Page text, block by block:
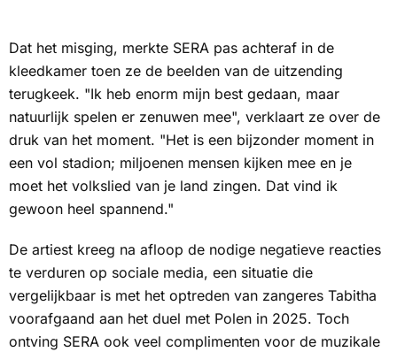
Dat het misging, merkte SERA pas achteraf in de
kleedkamer toen ze de beelden van de uitzending
terugkeek. "Ik heb enorm mijn best gedaan, maar
natuurlijk spelen er zenuwen mee", verklaart ze over de
druk van het moment. "Het is een bijzonder moment in
een vol stadion; miljoenen mensen kijken mee en je
moet het volkslied van je land zingen. Dat vind ik
gewoon heel spannend."
De artiest kreeg na afloop de nodige negatieve reacties
te verduren op sociale media, een situatie die
vergelijkbaar is met het optreden van zangeres Tabitha
voorafgaand aan het duel met Polen in 2025. Toch
ontving SERA ook veel complimenten voor de muzikale